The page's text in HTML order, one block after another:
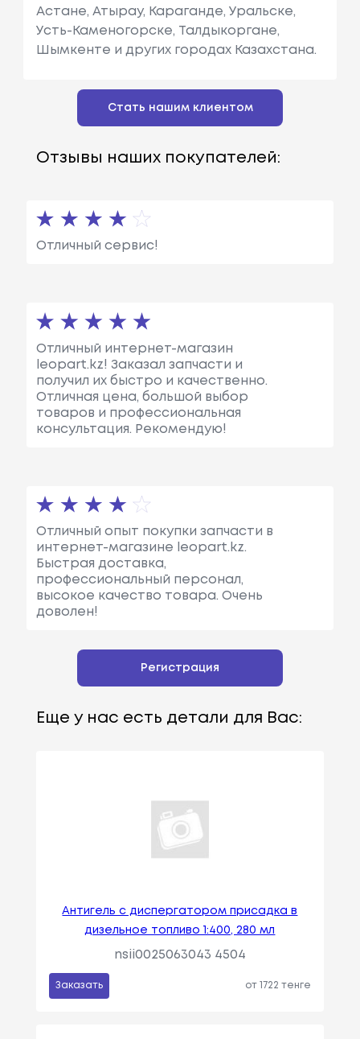
Астане, Атырау, Караганде, Уральске,
Усть-Каменогорске, Талдыкоргане,
Шымкенте и других городах Казахстана.
Стать нашим клиентом
Отзывы наших покупателей:
Отличный сервис!
Отличный интернет-магазин
leopart.kz! Заказал запчасти и
получил их быстро и качественно.
Отличная цена, большой выбор
товаров и профессиональная
консультация. Рекомендую!
Отличный опыт покупки запчасти в
интернет-магазине leopart.kz.
Быстрая доставка,
профессиональный персонал,
высокое качество товара. Очень
доволен!
Регистрация
Еще у нас есть детали для Вас:
Антигель с диспергатором присадка в
дизельное топливо 1:400, 280 мл
nsii0025063043 4504
Заказать от 1722 тенге